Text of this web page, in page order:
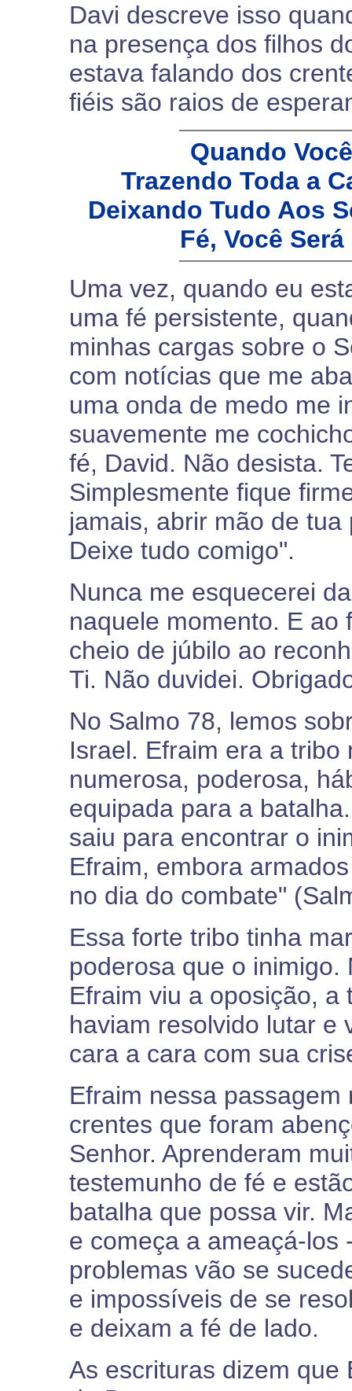
Davi descreve isso
na presença dos filhos
estava falando dos
fiéis são raios de
Quando
Trazendo Toda a
Deixando Tudo Aos
Fé, Você
Uma vez, quando eu
uma fé persistente,
minhas cargas sobre o
com notícias que me
uma onda de medo me
suavemente me
fé, David. Não desista.
Simplesmente fique
jamais, abrir mão de
Deixe tudo comigo".
Nunca me esquecerei
naquele momento. E ao
cheio de júbilo ao
Ti. Não duvidei.
No Salmo 78, lemos
Israel. Efraim era a
numerosa, poderosa,
equipada para a
saiu para encontrar o
Efraim, embora
no dia do combate"
Essa forte tribo tinha
poderosa que o
Efraim viu a oposição, a
haviam resolvido lutar e
cara a cara com sua
Efraim nessa
crentes que foram
Senhor. Aprenderam
testemunho de fé e
batalha que possa vir.
e começa a ameaçá-los
problemas vão se
e impossíveis de se
e deixam a fé de lado.
As escrituras dizem que